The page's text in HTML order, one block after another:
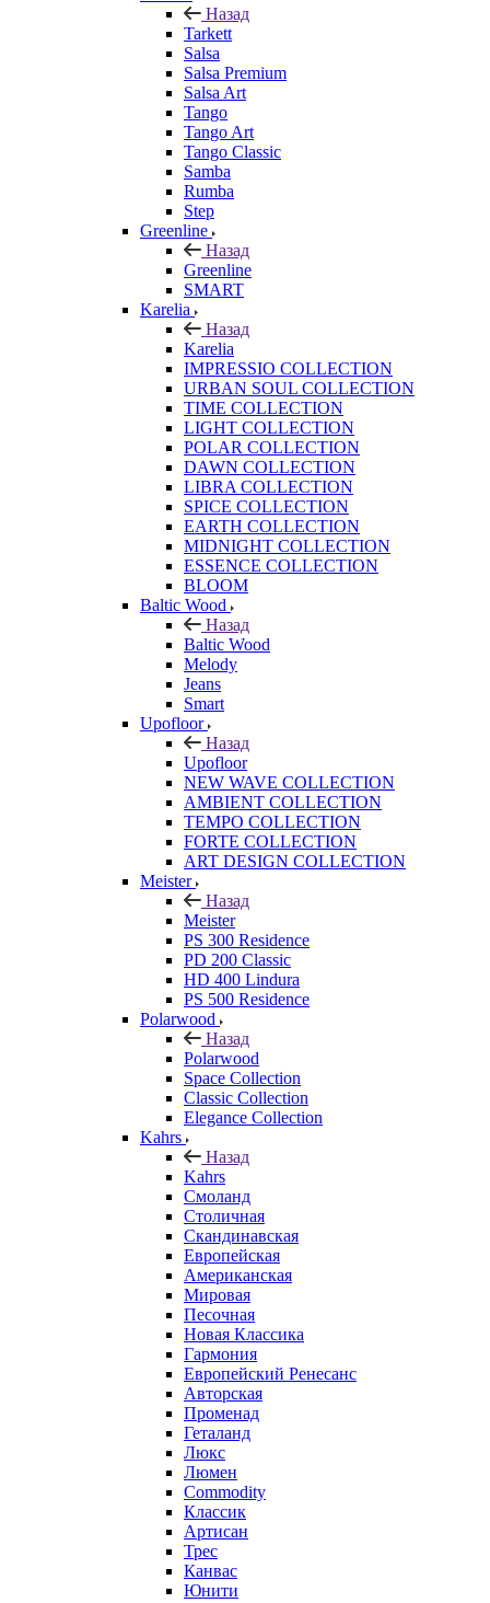
Назад
Tarkett
Salsa
Salsa Premium
Salsa Art
Tango
Tango Art
Tango Classic
Samba
Rumba
Step
Greenline
Назад
Greenline
SMART
Karelia
Назад
Karelia
IMPRESSIO COLLECTION
URBAN SOUL COLLECTION
TIME COLLECTION
LIGHT COLLECTION
POLAR COLLECTION
DAWN COLLECTION
LIBRA COLLECTION
SPICE COLLECTION
EARTH COLLECTION
MIDNIGHT COLLECTION
ESSENCE COLLECTION
BLOOM
Baltic Wood
Назад
Baltic Wood
Melody
Jeans
Smart
Upofloor
Назад
Upofloor
NEW WAVE COLLECTION
AMBIENT COLLECTION
TEMPO COLLECTION
FORTE COLLECTION
ART DESIGN COLLECTION
Meister
Назад
Meister
PS 300 Residence
PD 200 Classic
HD 400 Lindura
PS 500 Residence
Polarwood
Назад
Polarwood
Space Collection
Classic Collection
Elegance Collection
Kahrs
Назад
Kahrs
Смоланд
Столичная
Скандинавская
Европейская
Американская
Мировая
Песочная
Новая Классика
Гармония
Европейский Ренесанс
Авторская
Променад
Геталанд
Люкс
Люмен
Commodity
Классик
Артисан
Трес
Канвас
Юнити